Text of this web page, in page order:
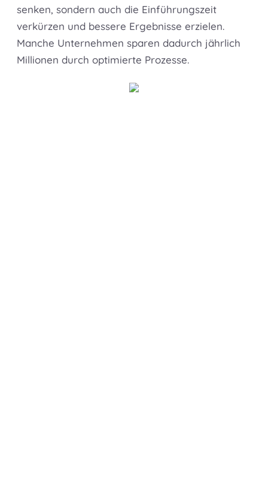
senken, sondern auch die Einführungszeit
verkürzen und bessere Ergebnisse erzielen.
Manche Unternehmen sparen dadurch jährlich
Millionen durch optimierte Prozesse.